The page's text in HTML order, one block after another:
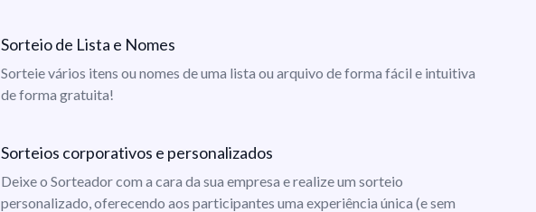
Sorteio de Lista e Nomes
Sorteie vários itens ou nomes de uma lista ou arquivo de forma fácil e intuitiva
de forma gratuita!
Sorteios corporativos e personalizados
Deixe o Sorteador com a cara da sua empresa e realize um sorteio
personalizado, oferecendo aos participantes uma experiência única (e sem